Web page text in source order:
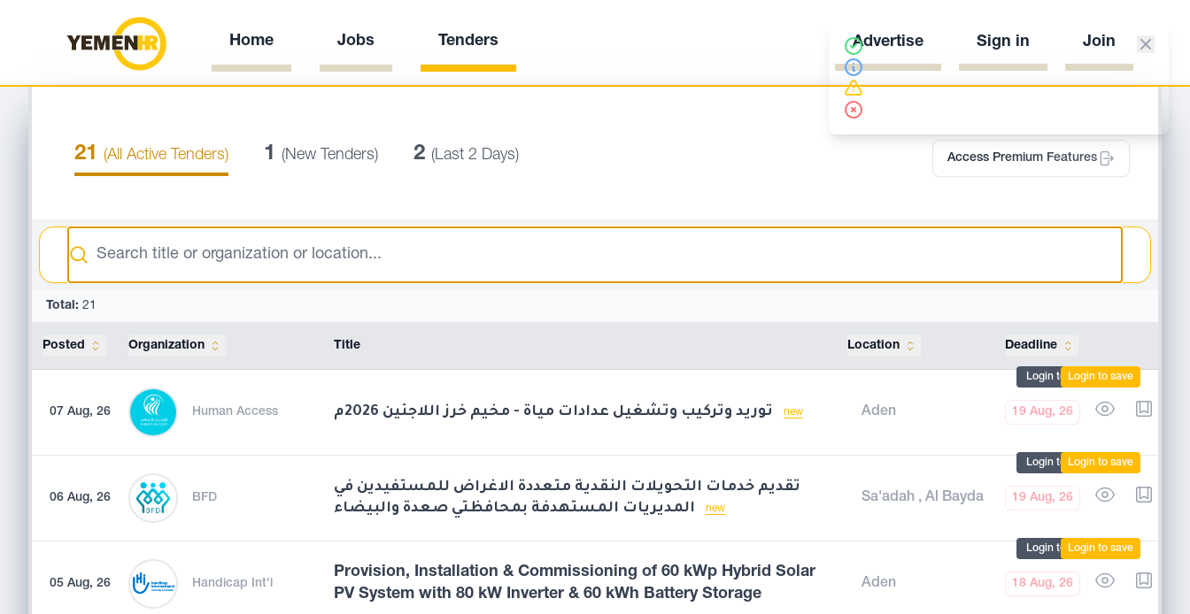
Home Jobs Tenders Advertise Sign in Join
21 (All Active Tenders) 1 (New Tenders) 2 (Last 2 Days) Access Premium Features
Total: 21
Posted Organization Title Location Deadline
07 Aug, 26 Human Access new Aden 19 Aug, 26
Login to markLogin to save
06 Aug, 26 BFD
تقديم خدمات التحويلات النقدية متعددة الاغراض للمستفيدين في
new
Sa'adah , Al Bayda 19 Aug, 26
Login to markLogin to save
05 Aug, 26 Handicap Int'l
Provision, Installation & Commissioning of 60 kWp Hybrid Solar
PV System with 80 kW Inverter & 60 kWh Battery Storage
Aden 18 Aug, 26
Login to markLogin to save